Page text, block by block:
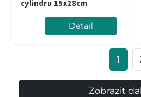
cylindru 15x28cm
Detail
1
Zobrazit